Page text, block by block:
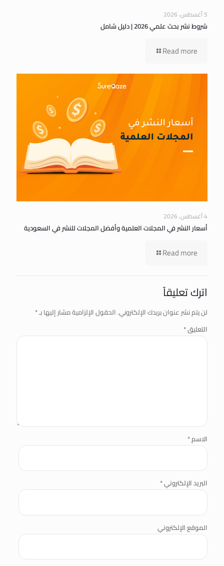
5 أغسطس، 2026
شروط نشر بحث علمي 2026 | دليل شامل
Read more
4 أغسطس، 2026
أسعار النشر في المجلات العلمية وأفضل المجلات للنشر في السعودية
Read more
اترك تعليقاً
لن يتم نشر عنوان بريدك الإلكتروني. الحقول الإلزامية مشار إليها بـ*
التعليق*
الاسم*
البريد الإلكتروني*
الموقع الإلكتروني